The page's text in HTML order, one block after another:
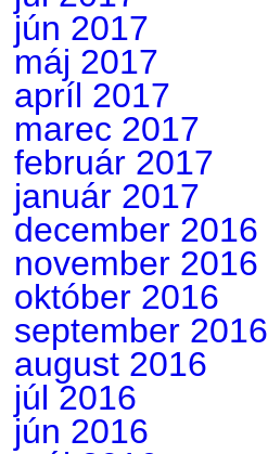
jún 2017
máj 2017
apríl 2017
marec 2017
február 2017
január 2017
december 2016
november 2016
október 2016
september 2016
august 2016
júl 2016
jún 2016